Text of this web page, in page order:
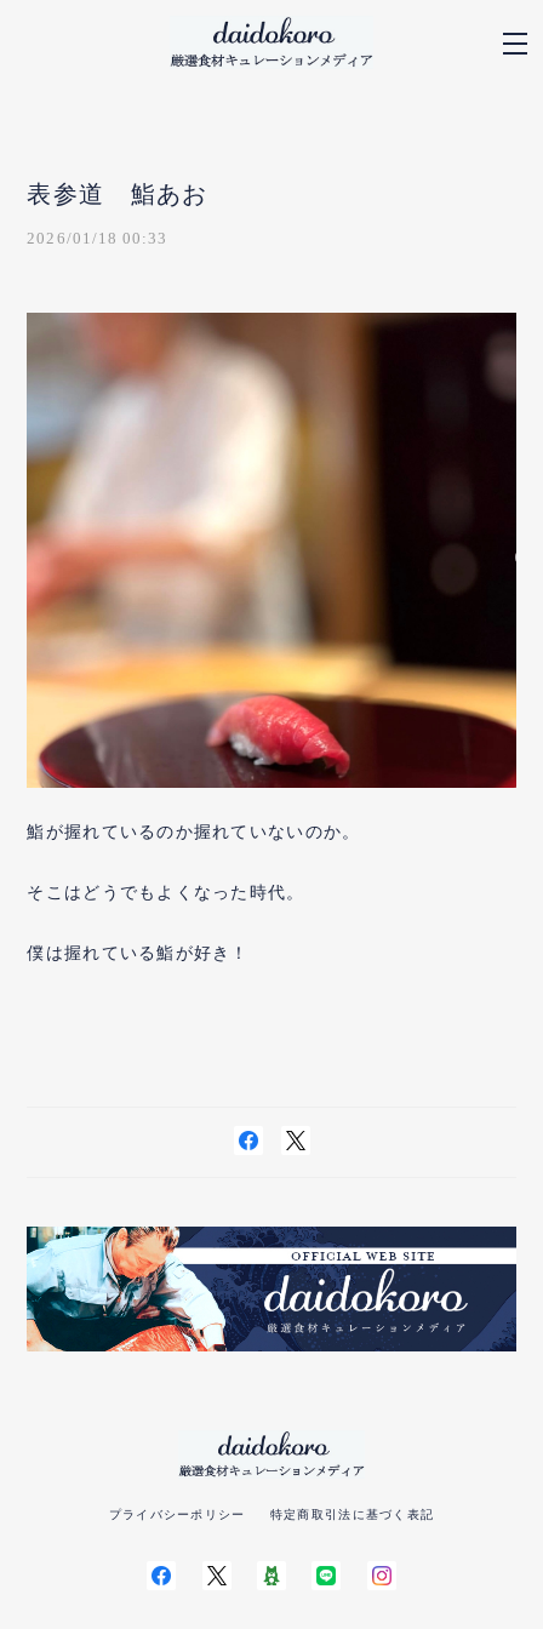
表参道 鮨あお
2026/01/18 00:33
鮨が握れているのか握れていないのか。
そこはどうでもよくなった時代。
僕は握れている鮨が好き！
プライバシーポリシー 特定商取引法に基づく表記